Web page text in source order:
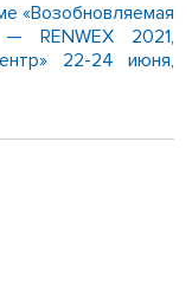
«Возобновляемая
— RENWEX 2021,
22-24 июня,